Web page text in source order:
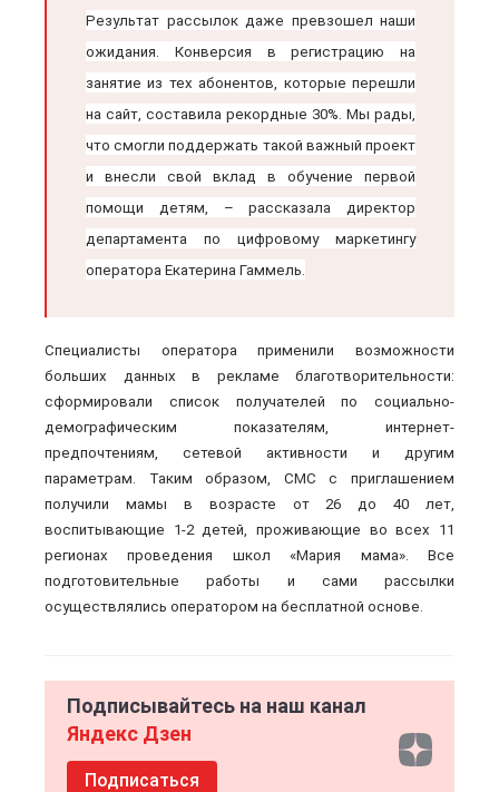
Результат рассылок даже превзошел наши
ожидания. Конверсия в регистрацию на
занятие из тех абонентов, которые перешли
на сайт, составила рекордные 30%. Мы рады,
что смогли поддержать такой важный проект
и внесли свой вклад в обучение первой
помощи детям, – рассказала директор
департамента по цифровому маркетингу
оператора Екатерина Гаммель.
Специалисты оператора применили возможности
больших данных в рекламе благотворительности:
сформировали список получателей по социально-
демографическим показателям, интернет-
предпочтениям, сетевой активности и другим
параметрам. Таким образом, СМС с приглашением
получили мамы в возрасте от 26 до 40 лет,
воспитывающие 1-2 детей, проживающие во всех 11
регионах проведения школ «Мария мама». Все
подготовительные работы и сами рассылки
осуществлялись оператором на бесплатной основе.
Подписывайтесь на наш канал
Яндекс Дзен
Подписаться